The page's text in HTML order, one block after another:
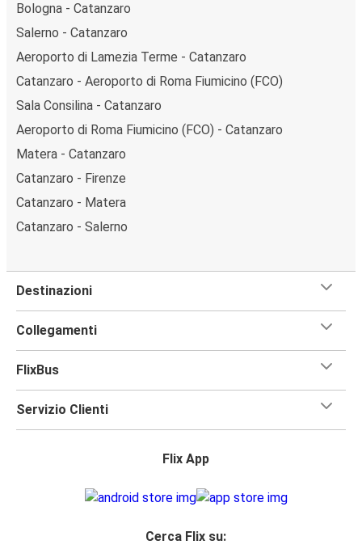
Bologna - Catanzaro
Salerno - Catanzaro
Aeroporto di Lamezia Terme - Catanzaro
Catanzaro - Aeroporto di Roma Fiumicino (FCO)
Sala Consilina - Catanzaro
Aeroporto di Roma Fiumicino (FCO) - Catanzaro
Matera - Catanzaro
Catanzaro - Firenze
Catanzaro - Matera
Catanzaro - Salerno
Destinazioni
Collegamenti
FlixBus
Servizio Clienti
Flix App
Cerca Flix su: